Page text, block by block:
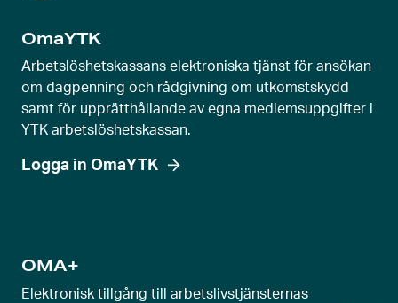
OmaYTK
Arbetslöshetskassans elektroniska tjänst för ansökan
om dagpenning och rådgivning om utkomstskydd
samt för upprätthållande av egna medlemsuppgifter i
YTK arbetslöshetskassan.
Logga in OmaYTK
OMA+
Elektronisk tillgång till arbetslivstjänsternas